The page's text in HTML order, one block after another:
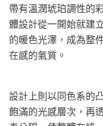
帶有溫潤琥珀調性的
體設計從一開始就建
的暖色光澤，成為整
在感的氣質。
設計上則以同色系的
飽滿的光感層次，再